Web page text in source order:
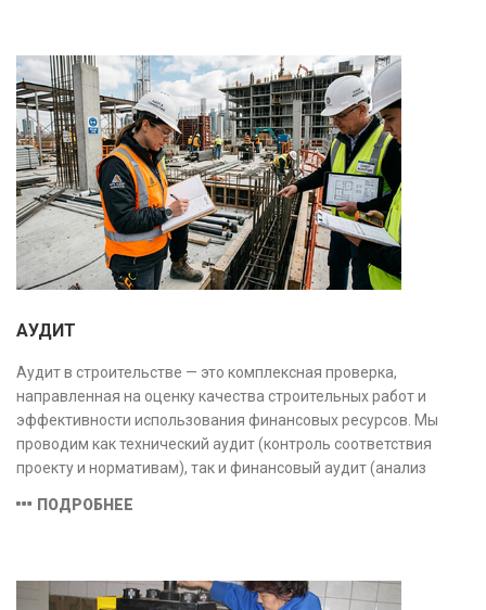
АУДИТ
Аудит в строительстве — это комплексная проверка,
направленная на оценку качества строительных работ и
эффективности использования финансовых ресурсов. Мы
проводим как технический аудит (контроль соответствия
проекту и нормативам), так и финансовый аудит (анализ
безопасность и экономическую обоснованность проекта.
ПОДРОБНЕЕ